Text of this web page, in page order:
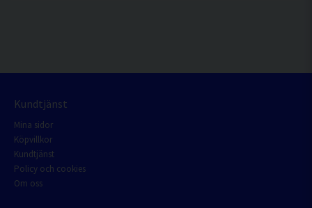
Kundtjänst
Mina sidor
Köpvillkor
Kundtjänst
Policy och cookies
Om oss